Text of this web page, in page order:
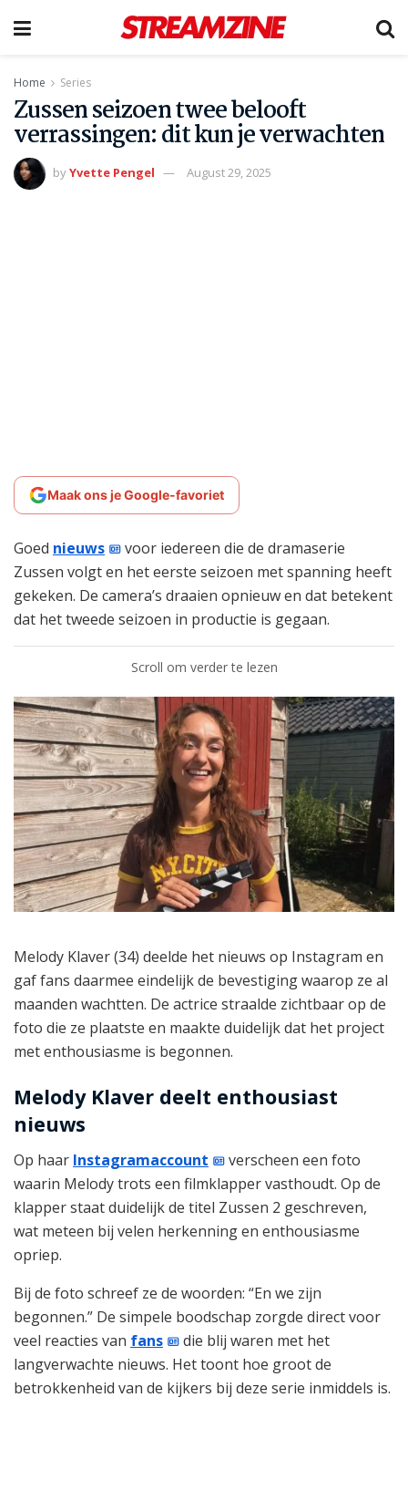
Home Series
Zussen seizoen twee belooft
verrassingen: dit kun je verwachten
byYvette Pengel August 29, 2025
Maak ons je Google-favoriet
Goed nieuws
voor iedereen die de dramaserie
Zussen volgt en het eerste seizoen met spanning heeft
gekeken. De camera’s draaien opnieuw en dat betekent
dat het tweede seizoen in productie is gegaan.
Scroll om verder te lezen
Melody Klaver (34) deelde het nieuws op Instagram en
gaf fans daarmee eindelijk de bevestiging waarop ze al
maanden wachtten. De actrice straalde zichtbaar op de
foto die ze plaatste en maakte duidelijk dat het project
met enthousiasme is begonnen.
Melody Klaver deelt enthousiast
nieuws
Op haar Instagramaccount
verscheen een foto
waarin Melody trots een filmklapper vasthoudt. Op de
klapper staat duidelijk de titel Zussen 2 geschreven,
wat meteen bij velen herkenning en enthousiasme
opriep.
Bij de foto schreef ze de woorden: “En we zijn
begonnen.” De simpele boodschap zorgde direct voor
veel reacties van fans
die blij waren met het
langverwachte nieuws. Het toont hoe groot de
betrokkenheid van de kijkers bij deze serie inmiddels is.